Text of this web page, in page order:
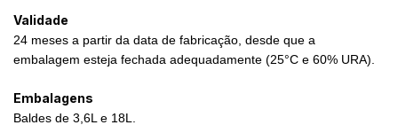
Validade
24 meses a partir da data de fabricação, desde que a
embalagem esteja fechada adequadamente (25°C e 60% URA).
Embalagens
Baldes de 3,6L e 18L.